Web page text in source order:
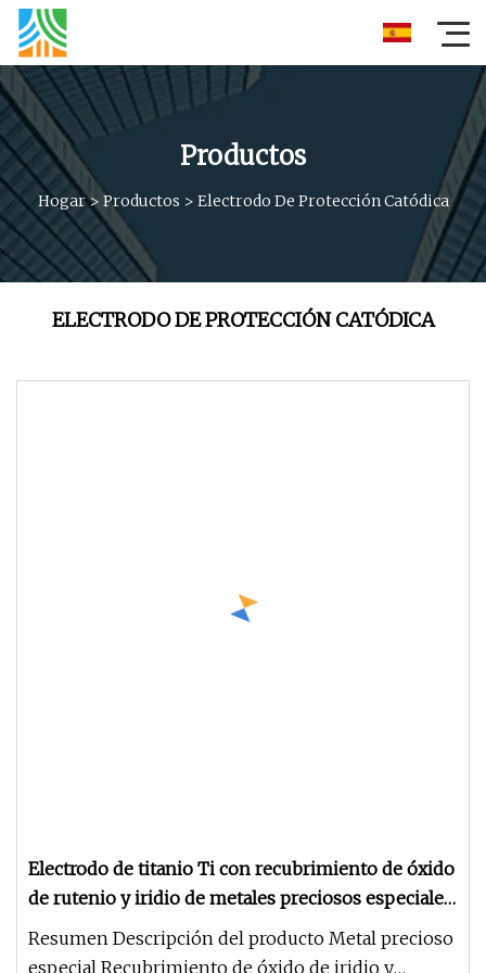
Productos
Hogar> Productos > Electrodo De Protección Catódica
ELECTRODO DE PROTECCIÓN CATÓDICA
Electrodo de titanio Ti con recubrimiento de óxido
de rutenio y iridio de metales preciosos especiales
para cloración de piscinas
Resumen Descripción del producto Metal precioso
especial Recubrimiento de óxido de iridio y